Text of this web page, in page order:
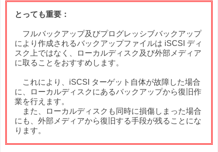
とっても重要：
フルバックアップ及びプログレッシブバックアップ
により作成されるバックアップファイルは iSCSI ディ
スク上ではなく、ローカルディスク及び外部メディア
に取ることをおすすめします。
これにより、iSCSI ターゲット自体が故障した場合
に、ローカルディスクにあるバックアップから復旧作
業を行えます。
また、ローカルディスクも同時に損傷しまった場合
にも、外部メディアから復旧する手段が残ることにな
ります。